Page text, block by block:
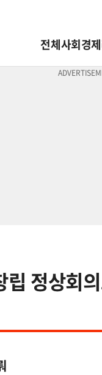
전체사회경제
정상회